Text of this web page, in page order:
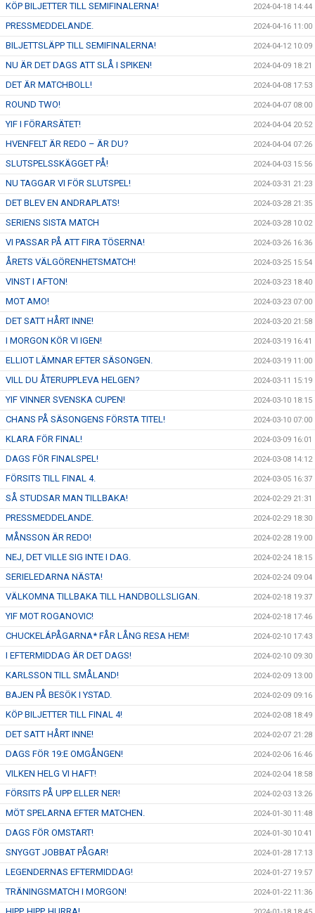
KÖP BILJETTER TILL SEMIFINALERNA! 2024-04-18 14:44
PRESSMEDDELANDE. 2024-04-16 11:00
BILJETTSLÄPP TILL SEMIFINALERNA! 2024-04-12 10:09
NU ÄR DET DAGS ATT SLÅ I SPIKEN! 2024-04-09 18:21
DET ÄR MATCHBOLL! 2024-04-08 17:53
ROUND TWO! 2024-04-07 08:00
YIF I FÖRARSÄTET! 2024-04-04 20:52
HVENFELT ÄR REDO – ÄR DU? 2024-04-04 07:26
SLUTSPELSSKÄGGET PÅ! 2024-04-03 15:56
NU TAGGAR VI FÖR SLUTSPEL! 2024-03-31 21:23
DET BLEV EN ANDRAPLATS! 2024-03-28 21:35
SERIENS SISTA MATCH 2024-03-28 10:02
VI PASSAR PÅ ATT FIRA TÖSERNA! 2024-03-26 16:36
ÅRETS VÄLGÖRENHETSMATCH! 2024-03-25 15:54
VINST I AFTON! 2024-03-23 18:40
MOT AMO! 2024-03-23 07:00
DET SATT HÅRT INNE! 2024-03-20 21:58
I MORGON KÖR VI IGEN! 2024-03-19 16:41
ELLIOT LÄMNAR EFTER SÄSONGEN. 2024-03-19 11:00
VILL DU ÅTERUPPLEVA HELGEN? 2024-03-11 15:19
YIF VINNER SVENSKA CUPEN! 2024-03-10 18:15
CHANS PÅ SÄSONGENS FÖRSTA TITEL! 2024-03-10 07:00
KLARA FÖR FINAL! 2024-03-09 16:01
DAGS FÖR FINALSPEL! 2024-03-08 14:12
FÖRSITS TILL FINAL 4. 2024-03-05 16:37
SÅ STUDSAR MAN TILLBAKA! 2024-02-29 21:31
PRESSMEDDELANDE. 2024-02-29 18:30
MÅNSSON ÄR REDO! 2024-02-28 19:00
NEJ, DET VILLE SIG INTE I DAG. 2024-02-24 18:15
SERIELEDARNA NÄSTA! 2024-02-24 09:04
VÄLKOMNA TILLBAKA TILL HANDBOLLSLIGAN. 2024-02-18 19:37
YIF MOT ROGANOVIC! 2024-02-18 17:46
CHUCKELÁPÅGARNA* FÅR LÅNG RESA HEM! 2024-02-10 17:43
I EFTERMIDDAG ÄR DET DAGS! 2024-02-10 09:30
KARLSSON TILL SMÅLAND! 2024-02-09 13:00
BAJEN PÅ BESÖK I YSTAD. 2024-02-09 09:16
KÖP BILJETTER TILL FINAL 4! 2024-02-08 18:49
DET SATT HÅRT INNE! 2024-02-07 21:28
DAGS FÖR 19:E OMGÅNGEN! 2024-02-06 16:46
VILKEN HELG VI HAFT! 2024-02-04 18:58
FÖRSITS PÅ UPP ELLER NER! 2024-02-03 13:26
MÖT SPELARNA EFTER MATCHEN. 2024-01-30 11:48
DAGS FÖR OMSTART! 2024-01-30 10:41
SNYGGT JOBBAT PÅGAR! 2024-01-28 17:13
LEGENDERNAS EFTERMIDDAG! 2024-01-27 19:57
TRÄNINGSMATCH I MORGON! 2024-01-22 11:36